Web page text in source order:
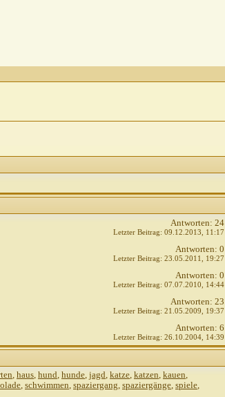
Antworten: 24
Letzter Beitrag: 09.12.2013, 11:17
Antworten: 0
Letzter Beitrag: 23.05.2011, 19:27
Antworten: 0
Letzter Beitrag: 07.07.2010, 14:44
Antworten: 23
Letzter Beitrag: 21.05.2009, 19:37
Antworten: 6
Letzter Beitrag: 26.10.2004, 14:39
, haus, hund, hunde, jagd, katze, katzen, kauen,
, schwimmen, spaziergang, spaziergänge, spiele,